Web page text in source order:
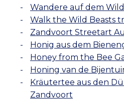
Wandere auf dem Wild
Walk the Wild Beasts
Zandvoort Streetart
Honig aus dem
Honey from the Bee
Honing van de
Kräutertee aus den
Zandvoort